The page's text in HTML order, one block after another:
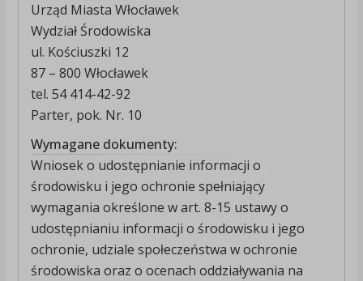
Urząd Miasta Włocławek
Wydział Środowiska
ul. Kościuszki 12
87 – 800 Włocławek
tel. 54 414-42-92
Parter, pok. Nr. 10
Wymagane dokumenty:
Wniosek o udostępnianie informacji o
środowisku i jego ochronie spełniający
wymagania określone w art. 8-15 ustawy o
udostępnianiu informacji o środowisku i jego
ochronie, udziale społeczeństwa w ochronie
środowiska oraz o ocenach oddziaływania na